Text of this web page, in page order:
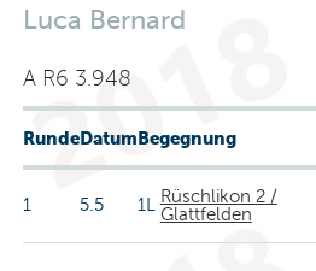
Luca Bernard
A R6 3.948
RundeDatumBegegnung
1 5.5 1LRüschlikon 2 /
Glattfelden